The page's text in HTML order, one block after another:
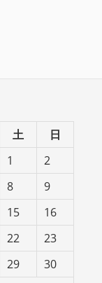
土
日
1
2
8
9
15
16
22
23
29
30